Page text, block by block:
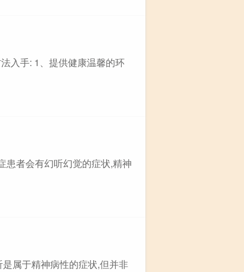
入手: 1、提供健康温馨的环
患者会有幻听幻觉的症状,精神
属于精神病性的症状,但并非